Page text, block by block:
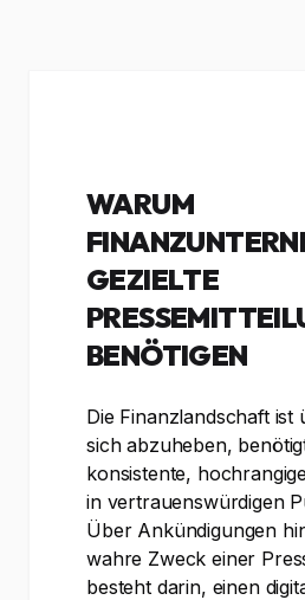
WARUM
GEZIELTE
BENÖTIGEN
Die Finanzlandschaft ist
sich abzuheben,
konsistente,
in vertrauenswürdigen
Über Ankündigungen
wahre Zweck einer
besteht darin, einen